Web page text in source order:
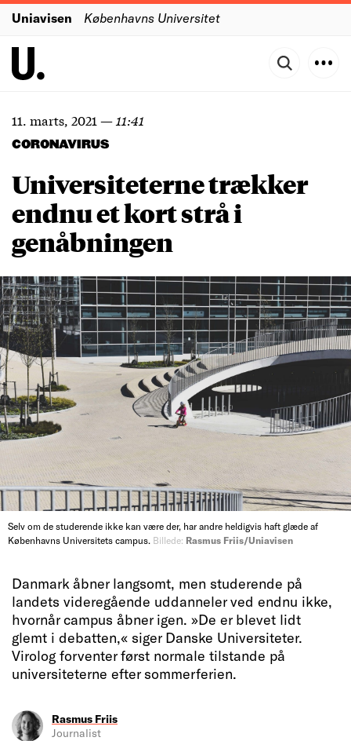
Uniavisen Københavns Universitet
11. marts, 2021 — 11:41
CORONAVIRUS
Universiteterne trækker
endnu et kort strå i
genåbningen
Selv om de studerende ikke kan være der, har andre heldigvis haft glæde af
Københavns Universitets campus. Billede: Rasmus Friis/Uniavisen
Danmark åbner langsomt, men studerende på
landets videregående uddanneler ved endnu ikke,
hvornår campus åbner igen. »De er blevet lidt
glemt i debatten,« siger Danske Universiteter.
Virolog forventer først normale tilstande på
universiteterne efter sommerferien.
Rasmus Friis
Journalist